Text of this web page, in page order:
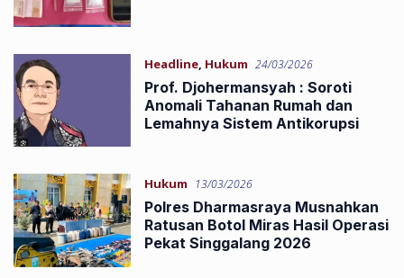
Headline, Hukum 24/03/2026
Prof. Djohermansyah : Soroti
Anomali Tahanan Rumah dan
Lemahnya Sistem Antikorupsi
Hukum 13/03/2026
Polres Dharmasraya Musnahkan
Ratusan Botol Miras Hasil Operasi
Pekat Singgalang 2026